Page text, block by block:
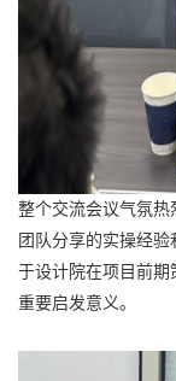
整个交流会议气氛
团队分享的实操经
于设计院在项目前
重要启发意义。​